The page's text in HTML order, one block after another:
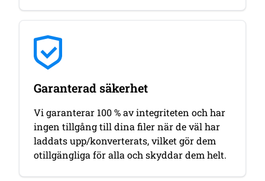
Garanterad säkerhet
Vi garanterar 100 % av integriteten och har
ingen tillgång till dina filer när de väl har
laddats upp/konverterats, vilket gör dem
otillgängliga för alla och skyddar dem helt.